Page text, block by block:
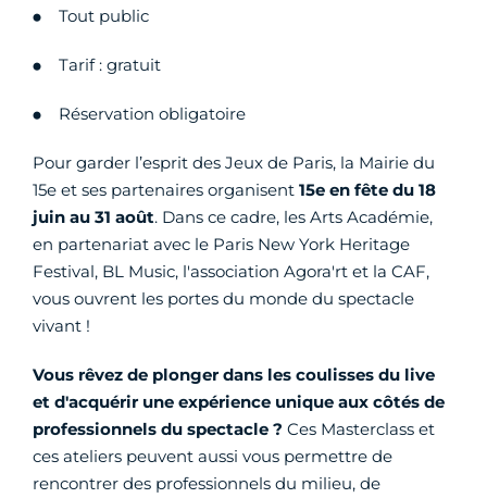
Tout public
Tarif : gratuit
Réservation obligatoire
Pour garder l’esprit des Jeux de Paris, la Mairie du
15e et ses partenaires organisent 15e en fête du 18
juin au 31 août. Dans ce cadre, les Arts Académie,
en partenariat avec le Paris New York Heritage
Festival, BL Music, l'association Agora'rt et la CAF,
vous ouvrent les portes du monde du spectacle
vivant !
Vous rêvez de plonger dans les coulisses du live
et d'acquérir une expérience unique aux côtés de
professionnels du spectacle ? Ces Masterclass et
ces ateliers peuvent aussi vous permettre de
rencontrer des professionnels du milieu, de